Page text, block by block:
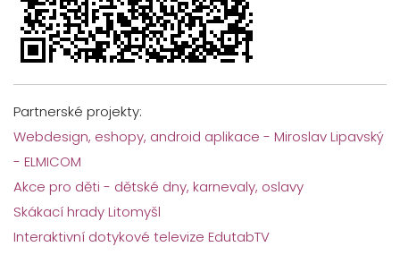
Partnerské projekty:
Webdesign, eshopy, android aplikace - Miroslav Lipavský
- ELMICOM
Akce pro děti - dětské dny, karnevaly, oslavy
Skákací hrady Litomyšl
Interaktivní dotykové televize EdutabTV